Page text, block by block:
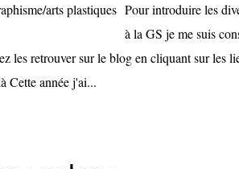
Pour introduire les
à la GS je me suis
les retrouver sur le blog en cliquant sur les
Cette année j'ai...